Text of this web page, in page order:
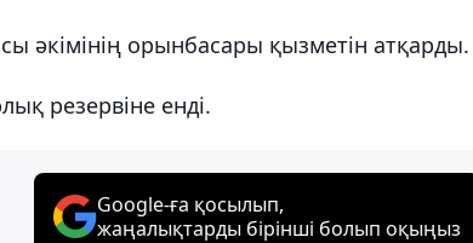
әкімінің орынбасары қызметін атқарды.
резервіне енді.
Google-ға қосылып,
жаңалықтарды бірінші болып оқыңыз